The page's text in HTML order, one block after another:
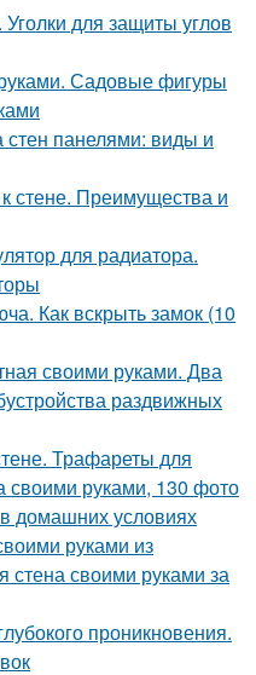
для защиты углов
Садовые фигуры
стен панелями: виды и
стене. Преимущества и
для радиатора.
Как вскрыть замок (10
своими руками. Два
раздвижных
Трафареты для
своими руками, 130 фото
домашних условиях
руками из
стена своими руками за
проникновения.